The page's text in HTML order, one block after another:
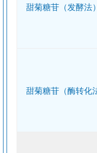
甜菊糖苷（发酵法）
甜菊糖苷（酶转化